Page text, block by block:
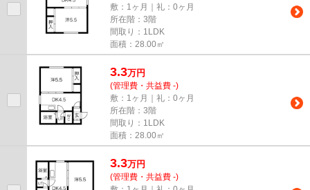
敷：1ヶ月｜礼：0ヶ月
所在階：3階
間取り：1LDK
面積：28.00㎡
3.3万円
(管理費・共益費 -)
敷：1ヶ月｜礼：0ヶ月
所在階：3階
間取り：1LDK
面積：28.00㎡
3.3万円
(管理費・共益費 -)